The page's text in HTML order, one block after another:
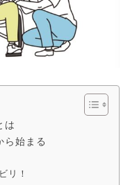
は
ら始まる
リ！